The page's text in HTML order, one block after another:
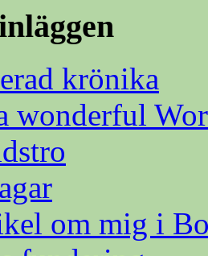
krönika
wonderful
om mig i